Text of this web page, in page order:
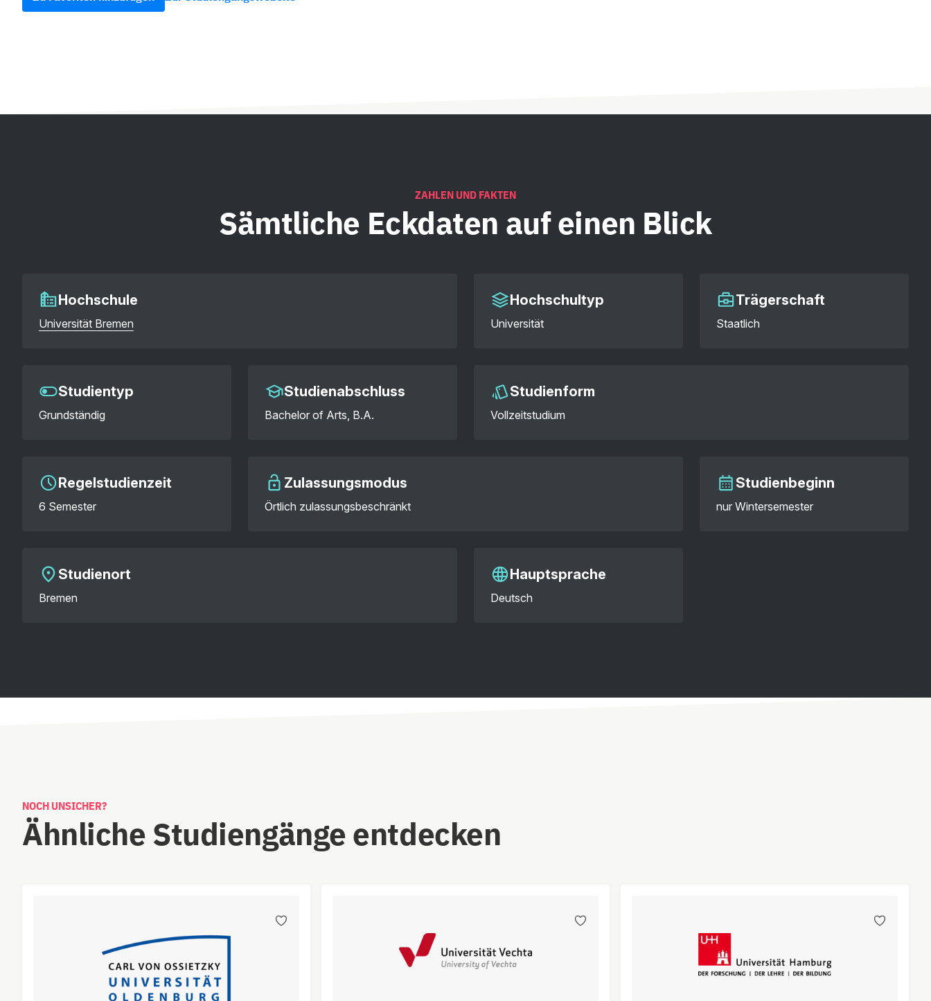
ZAHLEN UND FAKTEN
Sämtliche Eckdaten auf einen Blick
Hochschule
Universität Bremen
Hochschultyp
Universität
Trägerschaft
Staatlich
Studientyp
Grundständig
Studienabschluss
Bachelor of Arts, B.A.
Studienform
Vollzeitstudium
Regelstudienzeit
6 Semester
Zulassungsmodus
Örtlich zulassungsbeschränkt
Studienbeginn
nur Wintersemester
Studienort
Bremen
Hauptsprache
Deutsch
NOCH UNSICHER?
Ähnliche Studiengänge entdecken